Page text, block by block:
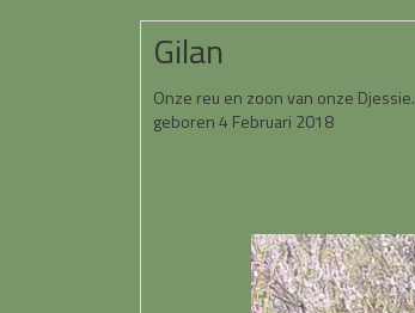
Gilan
Onze reu en zoon van onze Djessie.
geboren 4 Februari 2018